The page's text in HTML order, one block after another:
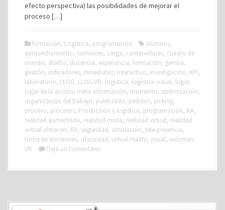
efecto perspectiva) las posibilidades de mejorar el
proceso […]
formación, Logística, programación alumnos,
aprovechamiento, camiones, carga, contenedores, cuadro de
mando, diseño, docencia, experiencia, formación, gemba,
gestión, indicadores, inmediatez, interactivo, investigación, KPI,
laboratorio, LLOG, LLOG VR, logística, logística visual, lugar,
lugar de la acción, meta-información, momento, optimización,
organización del trabajo, paletizado, pedidos, picking,
proceso, procesos, Producción y logística, programación, RA,
realidad aumentada, realidad mixta, realidad virtual, realidad
virtual almacén, RX, seguridad, simulación, tele-presencia,
toma de decisiones, ubicuidad, virtual reality, visual, volumen,
VR
Deja un comentario